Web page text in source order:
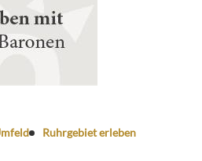
Ruhrgebiet erleben